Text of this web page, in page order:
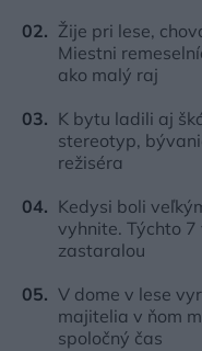
Žije pri lese,
Miestni
ako malý raj
K bytu ladili aj
stereotyp,
režiséra
Kedysi boli
vyhnite. Týchto
zastaralou
V dome v lese
majitelia v ňom
spoločný čas